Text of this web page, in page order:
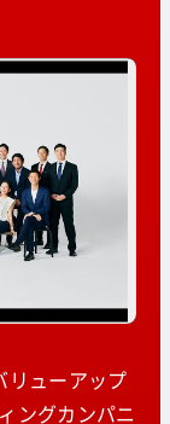
リューアップ
ングカンパニ